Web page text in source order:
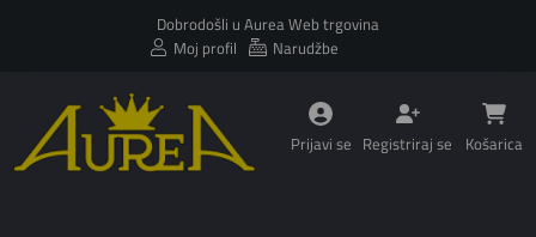
Dobrodošli u Aurea Web trgovina
Moj profil
Narudžbe
Prijavi se Registriraj se Košarica